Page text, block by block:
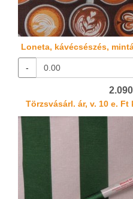
Loneta, kávécsészés,
-
Törzsvásárl. ár, v. 10 e.